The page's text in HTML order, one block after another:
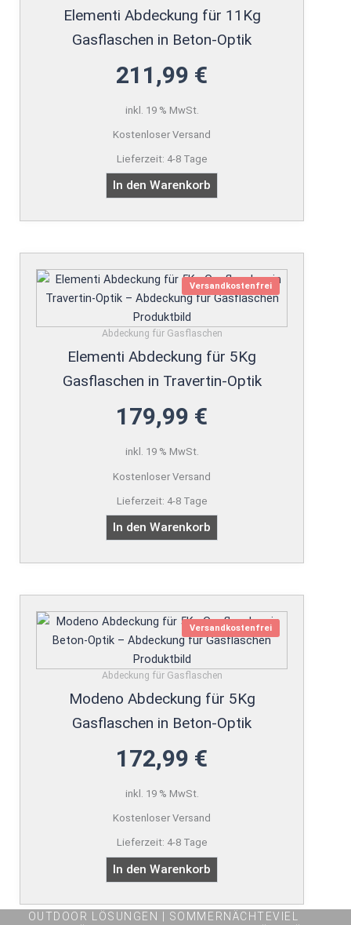
Elementi Abdeckung für 11Kg
Gasflaschen in Beton-Optik
211,99 €
inkl. 19 % MwSt.
Kostenloser Versand
Lieferzeit: 4-8 Tage
In den Warenkorb
Versandkostenfrei
Abdeckung für Gasflaschen
Elementi Abdeckung für 5Kg
Gasflaschen in Travertin-Optik
179,99 €
inkl. 19 % MwSt.
Kostenloser Versand
Lieferzeit: 4-8 Tage
In den Warenkorb
Versandkostenfrei
Abdeckung für Gasflaschen
Modeno Abdeckung für 5Kg
Gasflaschen in Beton-Optik
172,99 €
inkl. 19 % MwSt.
Kostenloser Versand
Lieferzeit: 4-8 Tage
In den Warenkorb
OUTDOOR LÖSUNGEN | SOMMERNÄCHTEVIEL